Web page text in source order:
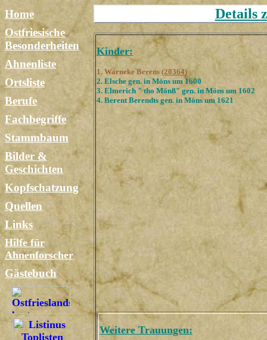
Home
Ostfriesische
Besonderheiten
Ahnenliste
Ortsliste
Berufe
Fachbegriffe
Stammbaum
Bilder &
Geschichten
Kopfschatzung
Quellen
Links
Hilfe für
Ahnenforscher
Gästebuch
Details
Kinder:
1. Warneke Berens (20364)
2. Elsche gen. in Möns um 1600
3. Elmerich " tho Mönß" gen. in Möns um 1602
4. Berent Berendts gen. in Möns um 1621
Weitere Trauungen: